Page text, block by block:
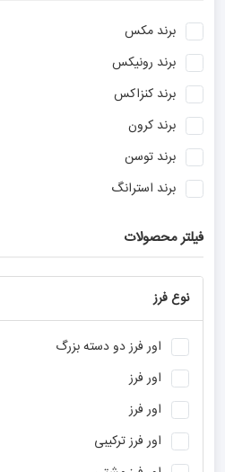
برند مکس
برند رونیکس
برند کنزاکس
برند کرون
برند توسن
برند استرانگ
آاگ
برندنووا
برندان ای سی
برندآروا
برنددنلکس
برندماکیتا
برنددیوالت
فیلتر محصولات
نوع فرز
اور فرز دو دسته بزرگ
اور فرز
اور فرز
اور فرز ترکیبی